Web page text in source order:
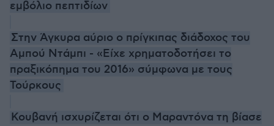
εμβόλιο πεπτιδίων
Στην Άγκυρα αύριο ο πρίγκιπας διάδοχος του
Αμπού Ντάμπι - «Είχε χρηματοδοτήσει το
πραξικόπημα του 2016» σύμφωνα με τους
Τούρκους
Κουβανή ισχυρίζεται ότι ο Μαραντόνα τη βίασε